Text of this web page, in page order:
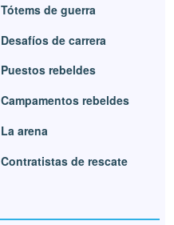
Tótems de guerra
Desafíos de carrera
Puestos rebeldes
Campamentos rebeldes
La arena
Contratistas de rescate